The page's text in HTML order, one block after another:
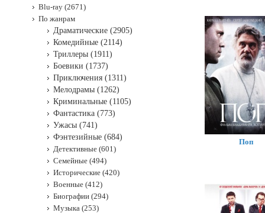
Поп
Blu-ray (2671)
По жанрам
Драматические (2905)
Комедийные (2114)
Триллеры (1911)
Боевики (1737)
Приключения (1311)
Мелодрамы (1262)
Криминальные (1105)
Фантастика (773)
Ужасы (741)
Фэнтезийные (684)
Детективные (601)
Семейные (494)
Исторические (420)
Военные (412)
Биографии (294)
Музыка (253)